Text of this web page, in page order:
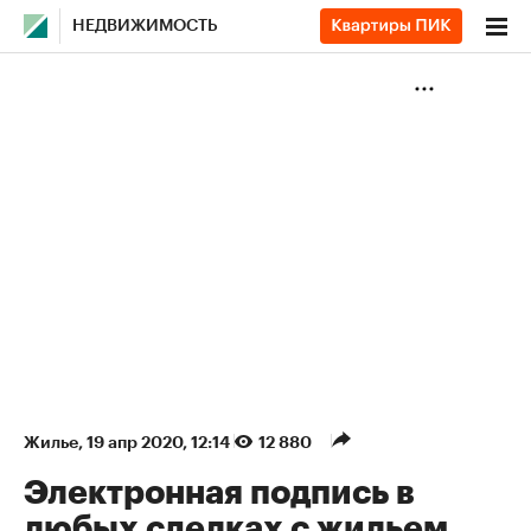
НЕДВИЖИМОСТЬ
Жилье⁠, 19 апр 2020, 12:14 12 880
Электронная подпись в